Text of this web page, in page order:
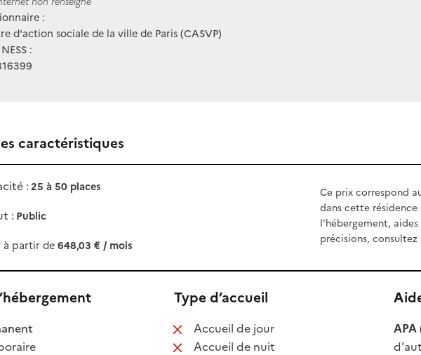
:
d'action sociale de la ville de Paris (CASVP)
:
caractéristiques
:25 à 50 places
: Public
à partir de 648,03 € / mois
Ce prix correspond
dans cette résidence
l’hébergement,
précisions, consultez
: disponible
: non disponible
Type d’accueil
Accueil de jour: non disponible
Accueil de nuit: non disponible
APA